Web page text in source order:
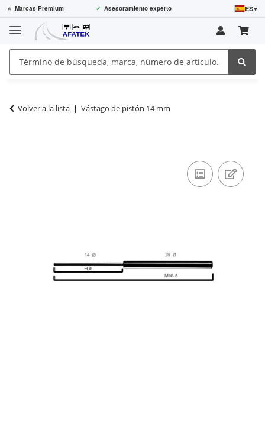
⭐ Marcas Premium ✓ Asesoramiento experto ES▾
Volver a la lista Vástago de pistón 14 mm